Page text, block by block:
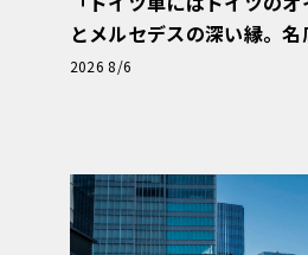
とメルセデスの深い縁。
と、Cクラスで味わうシル
2026 8/6